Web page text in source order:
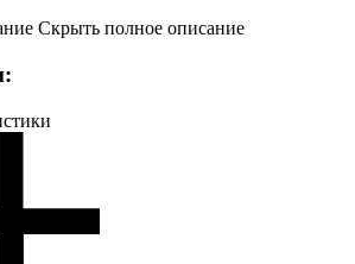
Скрыть полное описание